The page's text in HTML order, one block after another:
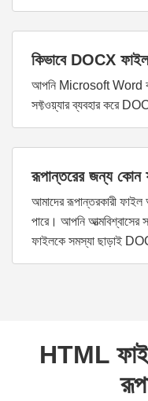
কিভাবে DOCX
আপনি Microsoft Word বা
সফ্টওয়্যার ব্যবহার করে
রূপান্তরের জন্য কোন
আমাদের রূপান্তরকারী ফাইল
পারে। আপনি
ফাইলকে সমস্যা ছাড়াই
HTML